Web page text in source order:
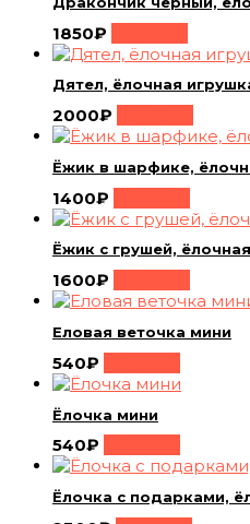
1850₽
Дятел, ёлочная
2000₽
Ёжик в шарфике,
1400₽
Ёжик с грушей,
1600₽
Еловая веточка мини
540₽
Ёлочка мини
540₽
Ёлочка с подарками,